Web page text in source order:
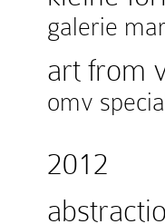
galerie
art from
omv
2012